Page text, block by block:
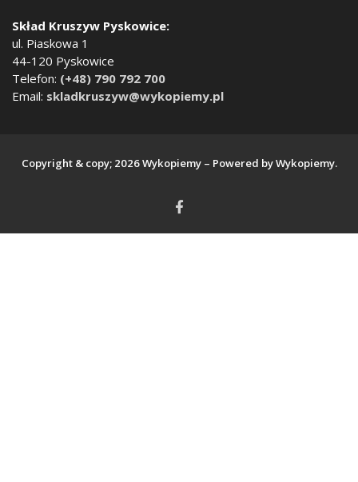
Skład Kruszyw Pyskowice:
ul. Piaskowa 1
44-120 Pyskowice
Telefon: (+48) 790 792 700
Email: skladkruszyw@wykopiemy.pl
Copyright & copy; 2026 Wykopiemy – Powered by Wykopiemy.